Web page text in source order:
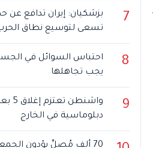
7
بزشكيان: إيران تدافع عن
تسعى لتوسيع نطاق
8
احتباس السوائل في
يجب تجاهلها
9
واشنطن
دبلوماسية في الخارج
70 ألف مُصلِّ يؤدون